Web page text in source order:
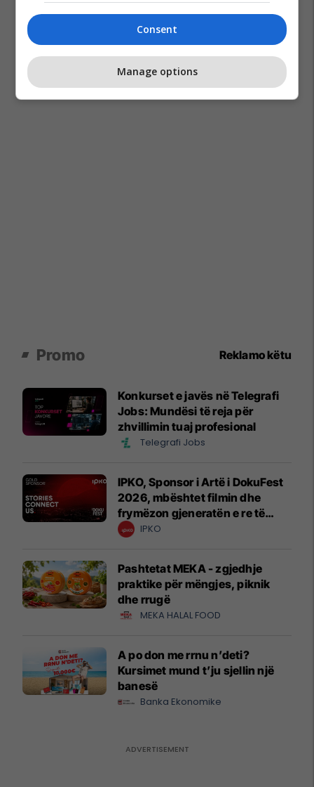
Promo Reklamo këtu
Konkurset e javës në Telegrafi
Jobs: Mundësi të reja për
zhvillimin tuaj profesional
Telegrafi Jobs
IPKO, Sponsor i Artë i DokuFest
2026, mbështet filmin dhe
frymëzon gjeneratën e re të
krijuesve
IPKO
Pashtetat MEKA - zgjedhje
praktike për mëngjes, piknik
dhe rrugë
MEKA HALAL FOOD
A po don me rrnu n’deti?
Kursimet mund t’ju sjellin një
banesë
Banka Ekonomike
Consent
Manage options